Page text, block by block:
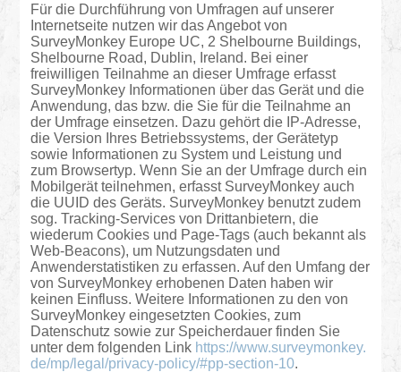
Für die Durchführung von Umfragen auf unserer
Internetseite nutzen wir das Angebot von
SurveyMonkey Europe UC, 2 Shelbourne Buildings,
Shelbourne Road, Dublin, Ireland. Bei einer
freiwilligen Teilnahme an dieser Umfrage erfasst
SurveyMonkey Informationen über das Gerät und die
Anwendung, das bzw. die Sie für die Teilnahme an
der Umfrage einsetzen. Dazu gehört die IP-Adresse,
die Version Ihres Betriebssystems, der Gerätetyp
sowie Informationen zu System und Leistung und
zum Browsertyp. Wenn Sie an der Umfrage durch ein
Mobilgerät teilnehmen, erfasst SurveyMonkey auch
die UUID des Geräts. SurveyMonkey benutzt zudem
sog. Tracking-Services von Drittanbietern, die
wiederum Cookies und Page-Tags (auch bekannt als
Web-Beacons), um Nutzungsdaten und
Anwenderstatistiken zu erfassen. Auf den Umfang der
von SurveyMonkey erhobenen Daten haben wir
keinen Einfluss. Weitere Informationen zu den von
SurveyMonkey eingesetzten Cookies, zum
Datenschutz sowie zur Speicherdauer finden Sie
unter dem folgenden Link https://www.surveymonkey.
de/mp/legal/privacy-policy/#pp-section-10.